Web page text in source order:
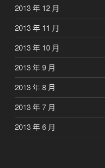
2013 年 12 月
2013 年 11 月
2013 年 10 月
2013 年 9 月
2013 年 8 月
2013 年 7 月
2013 年 6 月